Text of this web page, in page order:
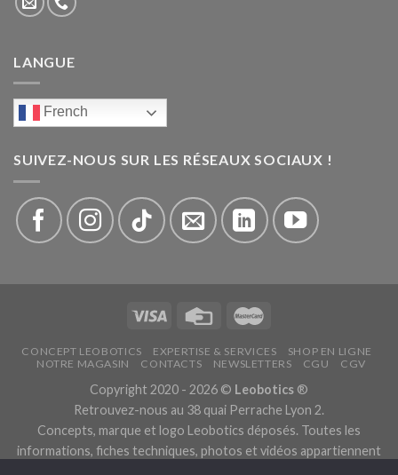
LANGUE
French
SUIVEZ-NOUS SUR LES RÉSEAUX SOCIAUX !
CONCEPT LEOBOTICS EXPERTISE & SERVICES
SHOP EN LIGNE
NOTRE MAGASIN
CONTACTS NEWSLETTERS CGU CGV
Copyright 2020 - 2026 © Leobotics ®
Retrouvez-nous au 38 quai Perrache Lyon 2.
Concepts, marque et logo Leobotics déposés. Toutes les
informations, fiches techniques, photos et vidéos appartiennent